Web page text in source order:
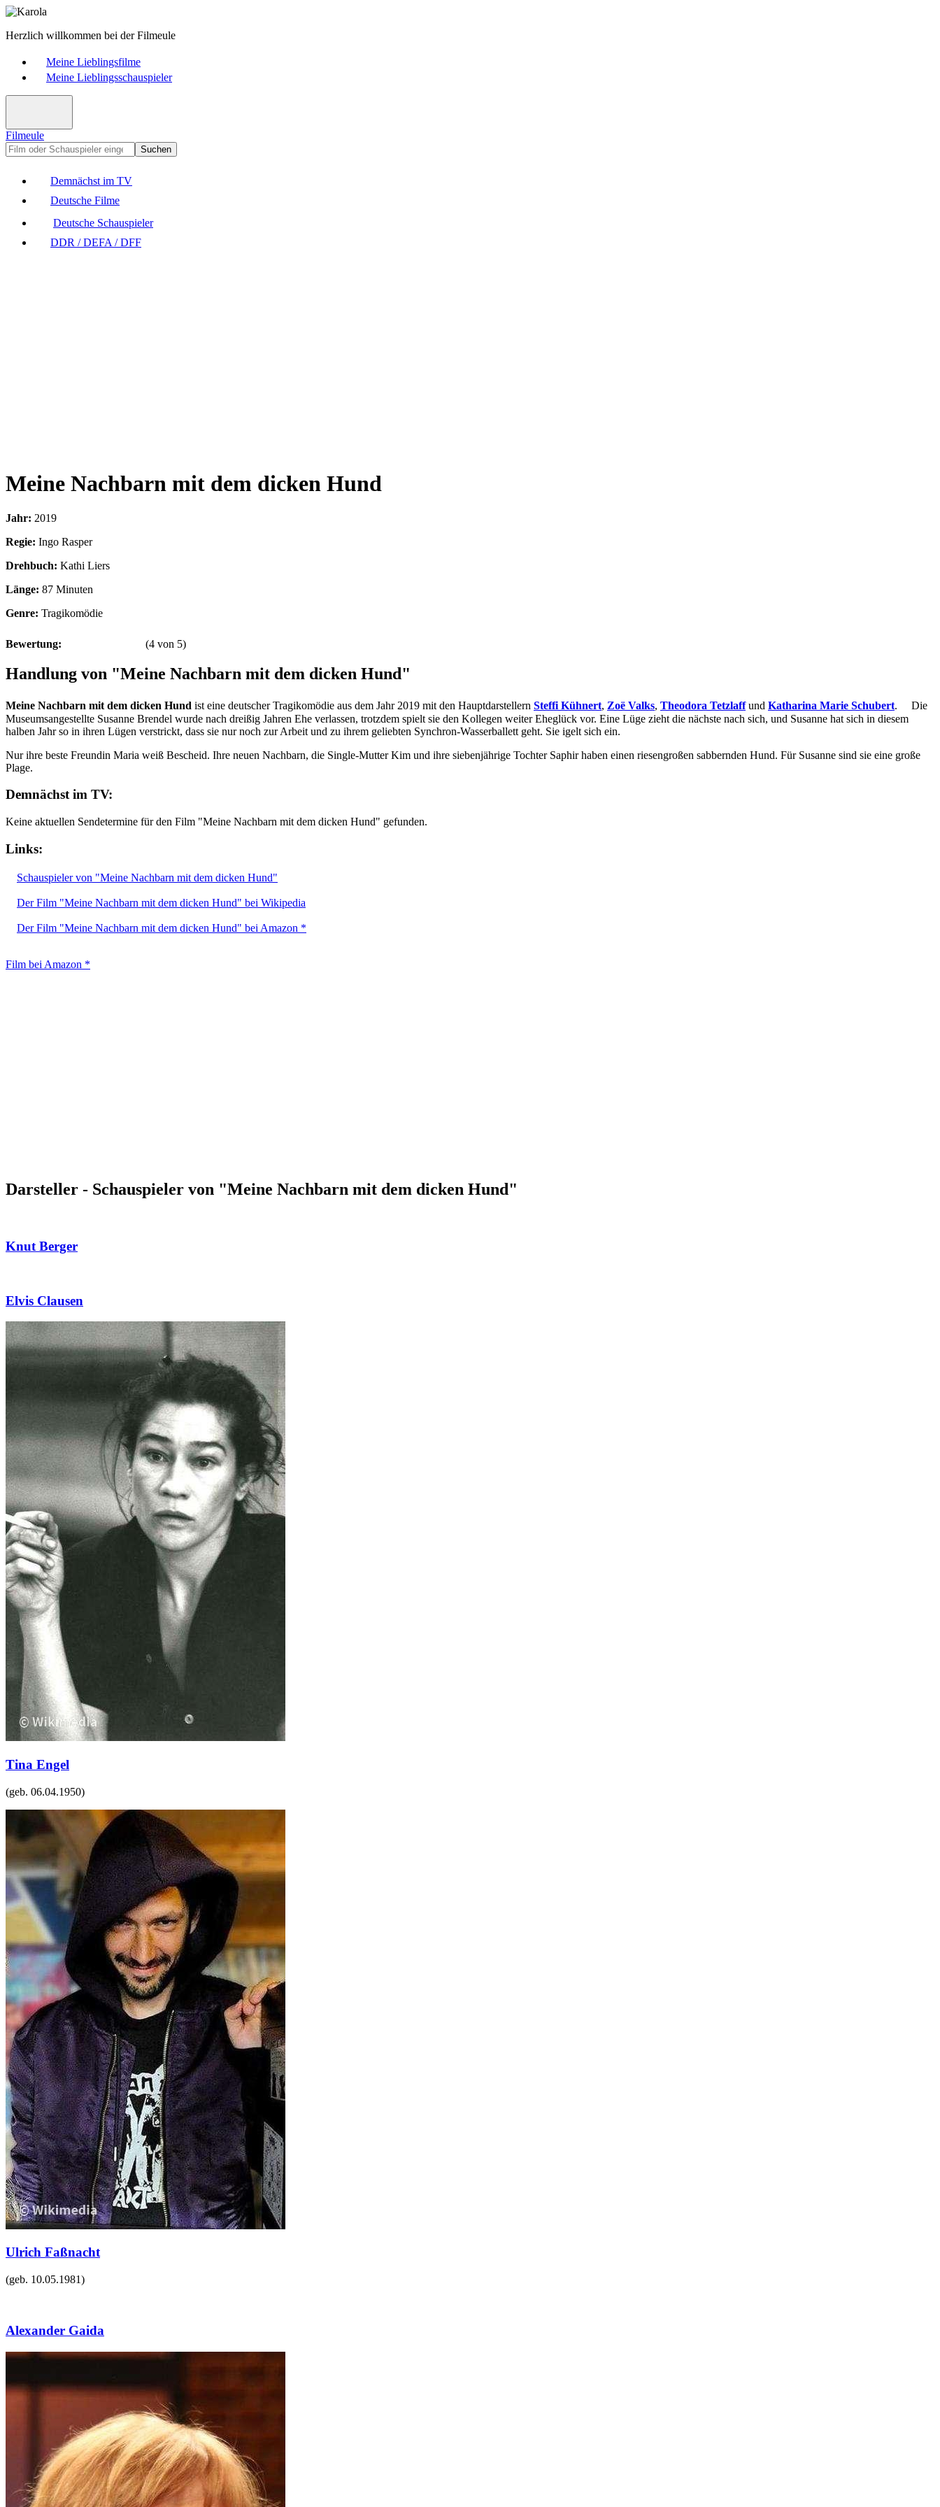
Herzlich willkommen bei der Filmeule
Meine Lieblingsfilme
Meine Lieblingsschauspieler
Filmeule
Suchen
Demnächst im TV
Deutsche Filme
Deutsche Schauspieler
DDR / DEFA / DFF
Meine Nachbarn mit dem dicken Hund
Jahr: 2019
Regie: Ingo Rasper
Drehbuch: Kathi Liers
Länge: 87 Minuten
Genre: Tragikomödie
Bewertung: (4 von 5)
Handlung von "Meine Nachbarn mit dem dicken Hund"
Meine Nachbarn mit dem dicken Hund ist eine deutscher Tragikomödie aus dem Jahr 2019 mit den Hauptdarstellern Steffi Kühnert, Zoë Valks, Theodora Tetzlaffund Katharina Marie Schubert. Die
Museumsangestellte Susanne Brendel wurde nach dreißig Jahren Ehe verlassen, trotzdem spielt sie den Kollegen weiter Eheglück vor. Eine Lüge zieht die nächste nach sich, und Susanne hat sich in diesem
halben Jahr so in ihren Lügen verstrickt, dass sie nur noch zur Arbeit und zu ihrem geliebten Synchron-Wasserballett geht. Sie igelt sich ein.
Nur ihre beste Freundin Maria weiß Bescheid. Ihre neuen Nachbarn, die Single-Mutter Kim und ihre siebenjährige Tochter Saphir haben einen riesengroßen sabbernden Hund. Für Susanne sind sie eine große
Plage.
Demnächst im TV:
Keine aktuellen Sendetermine für den Film "Meine Nachbarn mit dem dicken Hund" gefunden.
Links:
Schauspieler von "Meine Nachbarn mit dem dicken Hund"
Der Film "Meine Nachbarn mit dem dicken Hund" bei Wikipedia
Der Film "Meine Nachbarn mit dem dicken Hund" bei Amazon *
Film bei Amazon *
Darsteller - Schauspieler von "Meine Nachbarn mit dem dicken Hund"
Knut Berger
Elvis Clausen
Tina Engel
(geb. 06.04.1950)
Ulrich Faßnacht
(geb. 10.05.1981)
Alexander Gaida